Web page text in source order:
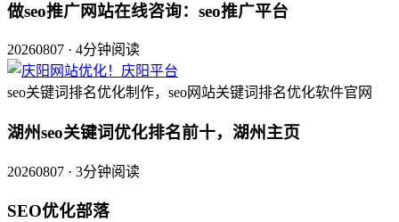
做seo推广网站在线咨询：seo推广平台
20260807 · 4分钟阅读
seo关键词排名优化制作，seo网站关键词排名优化软件官网
湖州seo关键词优化排名前十，湖州主页
20260807 · 3分钟阅读
SEO优化部落